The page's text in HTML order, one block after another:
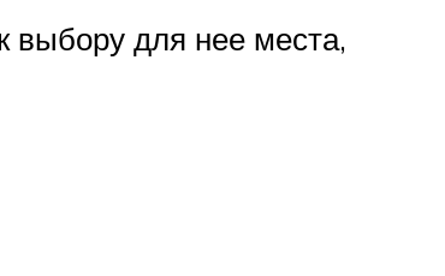
выбору для нее места,